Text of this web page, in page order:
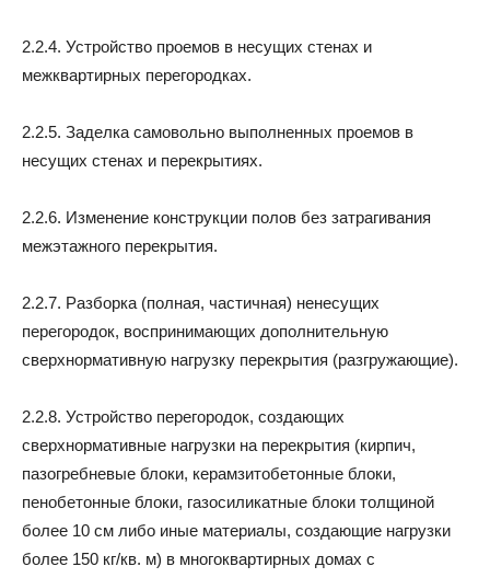
2.2.4. Устройство проемов в несущих стенах и
межквартирных перегородках.
2.2.5. Заделка самовольно выполненных проемов в
несущих стенах и перекрытиях.
2.2.6. Изменение конструкции полов без затрагивания
межэтажного перекрытия.
2.2.7. Разборка (полная, частичная) ненесущих
перегородок, воспринимающих дополнительную
сверхнормативную нагрузку перекрытия (разгружающие).
2.2.8. Устройство перегородок, создающих
сверхнормативные нагрузки на перекрытия (кирпич,
пазогребневые блоки, керамзитобетонные блоки,
пенобетонные блоки, газосиликатные блоки толщиной
более 10 см либо иные материалы, создающие нагрузки
более 150 кг/кв. м) в многоквартирных домах с